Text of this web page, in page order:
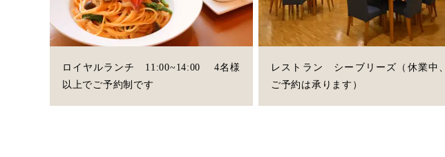
ロイヤルランチ 11:00~14:00 4名様
以上でご予約制です
レストラン シーブリーズ（休業中、
ご予約は承ります）